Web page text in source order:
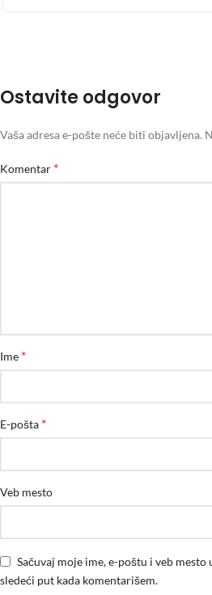
Ostavite odgovor
Vaša adresa e-pošte neće biti objavljena.
Komentar *
Ime *
E-pošta *
Veb mesto
Sačuvaj moje ime, e-poštu i veb mesto
sledeći put kada komentarišem.